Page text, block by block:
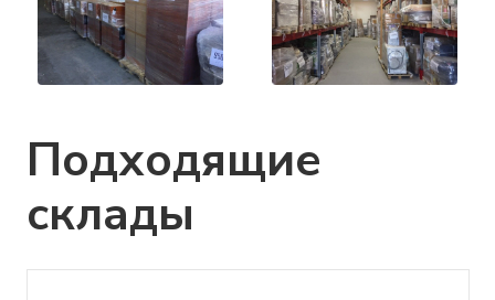
Подходящие
склады